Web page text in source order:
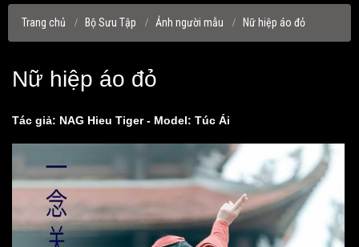
Trang chủ Bộ Sưu Tập Ảnh người mẫu Nữ hiệp áo đỏ
Nữ hiệp áo đỏ
Tác giả: NAG Hieu Tiger - Model: Túc Ái